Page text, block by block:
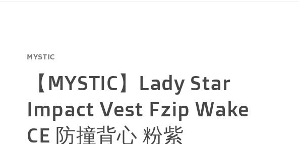
MYSTIC
【MYSTIC】Lady Star
Impact Vest Fzip Wake
CE 防撞背心 粉紫